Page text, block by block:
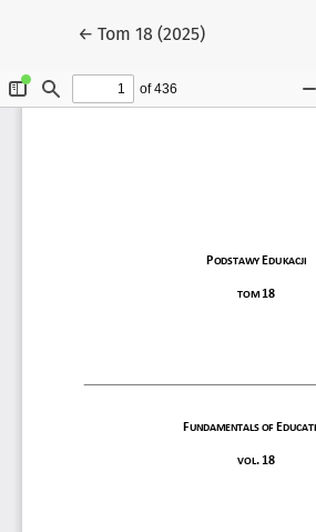
← Wróć do szczegółów artykułu
Tom 18 (2025)